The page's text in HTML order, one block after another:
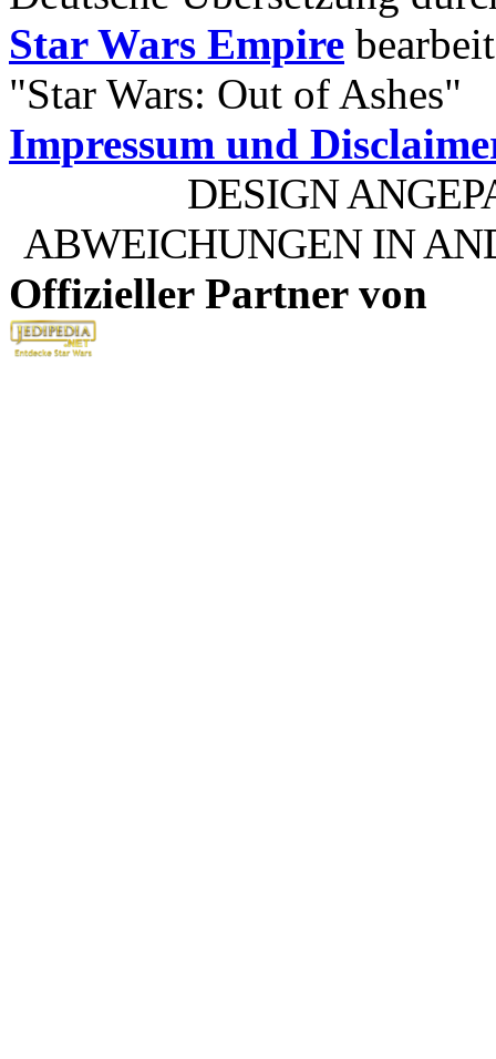
Star Wars Empire
"Star Wars: Out of Ashes"
Impressum und
DESIGN
ABWEICHUNGEN IN
Offizieller Partner von